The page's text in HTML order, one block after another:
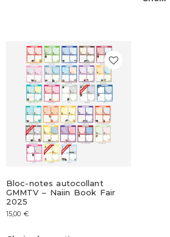
Bloc-notes autocollant
GMMTV – Naiin Book Fair
2025
15,00 €